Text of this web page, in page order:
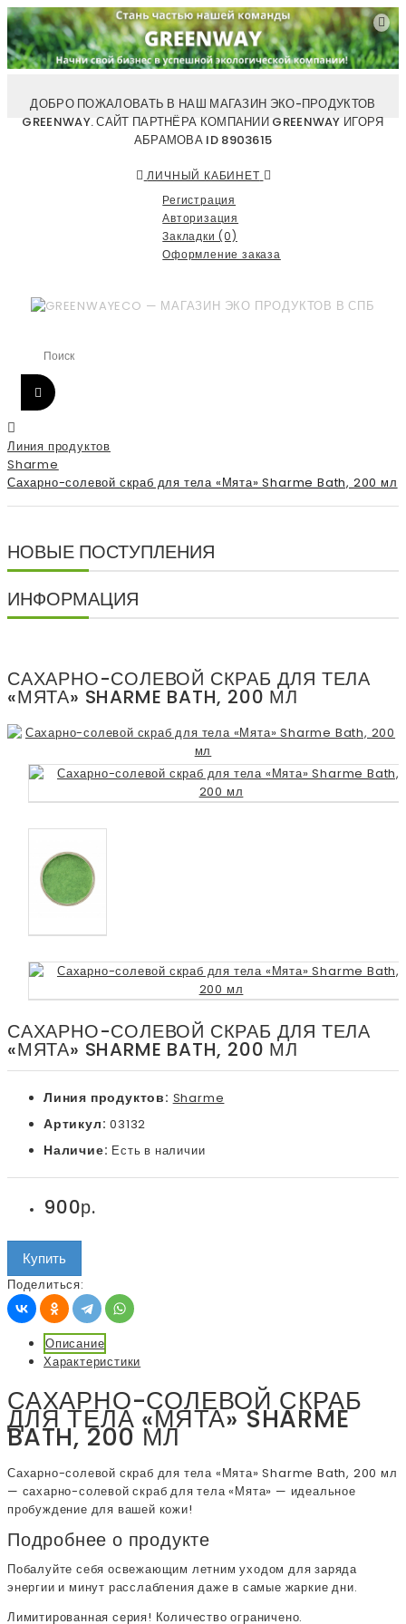
ДОБРО ПОЖАЛОВАТЬ В НАШ МАГАЗИН ЭКО-ПРОДУКТОВ
GREENWAY. САЙТ ПАРТНЁРА КОМПАНИИ GREENWAY ИГОРЯ
АБРАМОВА ID 8903615
ЛИЧНЫЙ КАБИНЕТ
Регистрация
Авторизация
Закладки (0)
Оформление заказа
Линия продуктов
Sharme
Сахарно-солевой скраб для тела «Мята» Sharme Bath, 200 мл
НОВЫЕ ПОСТУПЛЕНИЯ
ИНФОРМАЦИЯ
САХАРНО-СОЛЕВОЙ СКРАБ ДЛЯ ТЕЛА
«МЯТА» SHARME BATH, 200 МЛ
САХАРНО-СОЛЕВОЙ СКРАБ ДЛЯ ТЕЛА
«МЯТА» SHARME BATH, 200 МЛ
Линия продуктов: Sharme
Артикул: 03132
Наличие: Есть в наличии
900р.
Купить
Поделиться:
Описание
Характеристики
САХАРНО-СОЛЕВОЙ СКРАБ
ДЛЯ ТЕЛА «МЯТА» SHARME
BATH, 200 МЛ
Сахарно-солевой скраб для тела «Мята» Sharme Bath, 200 мл
— сахарно-солевой скраб для тела «Мята» — идеальное
пробуждение для вашей кожи!
Подробнее о продукте
Побалуйте себя освежающим летним уходом для заряда
энергии и минут расслабления даже в самые жаркие дни.
Лимитированная серия! Количество ограничено.